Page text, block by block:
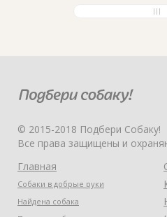
© 2015-2018 Подбери Собаку!
Все права защищены и
Главная
Собаки в добрые руки
Найдена собака